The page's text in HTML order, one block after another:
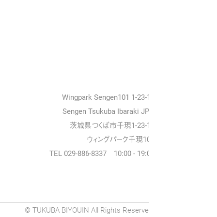
Wingpark Sengen101 1-23-18
Sengen Tsukuba Ibaraki JPN
茨城県つくば市千現1-23-18
ウィングパーク千現101
TEL 029-886-8337 10:00 - 19:00
© TUKUBA BIYOUIN All Rights Reserved.